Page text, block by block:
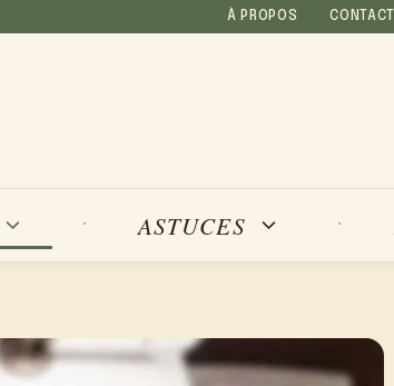
À PROPOS CONTACT
ASTUCES